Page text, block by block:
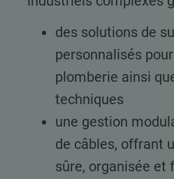
des solutions de
personnalisés
plomberie ainsi
techniques
une gestion
de câbles, offrant
sûre, organisée et